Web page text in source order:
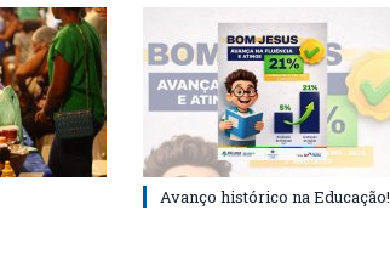
Avanço histórico na Educação!